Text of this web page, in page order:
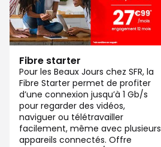
Fibre starter
Pour les Beaux Jours chez SFR, la
Fibre Starter permet de profiter
d’une connexion jusqu’à 1 Gb/s
pour regarder des vidéos,
naviguer ou télétravailler
facilement, même avec plusieurs
appareils connectés. Offre